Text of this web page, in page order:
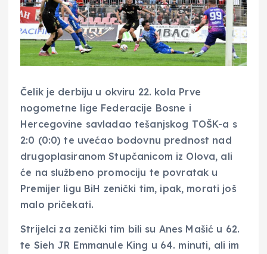
Čelik je derbiju u okviru 22. kola Prve
nogometne lige Federacije Bosne i
Hercegovine savladao tešanjskog TOŠK-a s
2:0 (0:0) te uvećao bodovnu prednost nad
drugoplasiranom Stupčanicom iz Olova, ali
će na službeno promociju te povratak u
Premijer ligu BiH zenički tim, ipak, morati još
malo pričekati.
Strijelci za zenički tim bili su Anes Mašić u 62.
te Sieh JR Emmanule King u 64. minuti, ali im